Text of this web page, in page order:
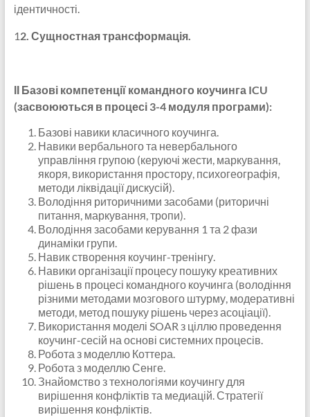
ідентичності.
12. Сущностная трансформація.
ІІ Базові компетенції командного коучинга ICU
(засвоюються в процесі 3-4 модуля програми):
Базові навики класичного коучинга.
Навики вербального та невербального
управління групою (керуючі жести, маркування,
якоря, використання простору, психогеографія,
методи ліквідації дискусій).
Володіння риторичними засобами (риторичні
питання, маркування, тропи).
Володіння засобами керування 1 та 2 фази
динаміки групи.
Навик створення коучинг-тренінгу.
Навики організації процесу пошуку креативних
рішень в процесі командного коучинга (володіння
різними методами мозгового штурму, модеративні
методи, метод пошуку рішень через асоціації).
Використання моделі SOAR з ціллю проведення
коучинг-сесій на основі системних процесів.
Робота з моделлю Коттера.
Робота з моделлю Сенге.
Знайомство з технологіями коучингу для
вирішення конфліктів та медиацій. Стратегії
вирішення конфліктів.